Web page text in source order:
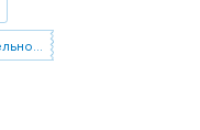
общественная деятельность